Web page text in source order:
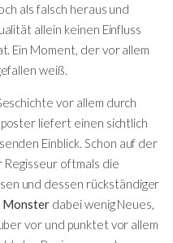
als falsch heraus und
allein keinen Einfluss
Ein Moment, der vor allem
weiß.
vor allem durch
liefert einen sichtlich
Einblick. Schon auf der
oftmals die
und dessen rückständiger
Monster dabei wenig Neues,
vor und punktet vor allem